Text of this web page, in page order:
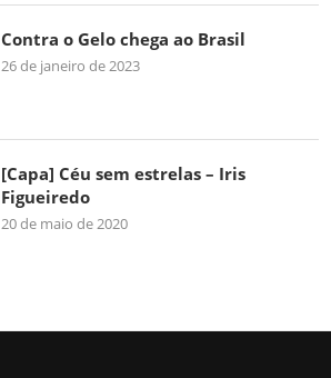
Contra o Gelo chega ao Brasil
26 de janeiro de 2023
[Capa] Céu sem estrelas – Iris
Figueiredo
20 de maio de 2020